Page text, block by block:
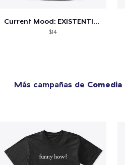
Current Mood: EXISTENTIAL CRISIS
$14
Más campañas de Comedia